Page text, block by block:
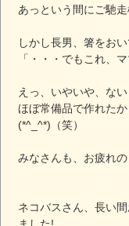
あっという間にご馳走
しかし長男、箸をおい
「・・・でもこれ、
えっ、いやいや、な
ほぼ常備品で作れた
(*^_^*)（笑）
みなさんも、お疲れ
ネコバスさん、長い